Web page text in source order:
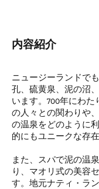
内容紹介
ニュージーランドで
孔、硫黄泉、泥の沼
います。700年にわ
の人々との関わりや
の温泉をどのように
的にもユニークな存
また、スパで泥の温
り、マオリ式の美容
す。地元ナティ・ラ